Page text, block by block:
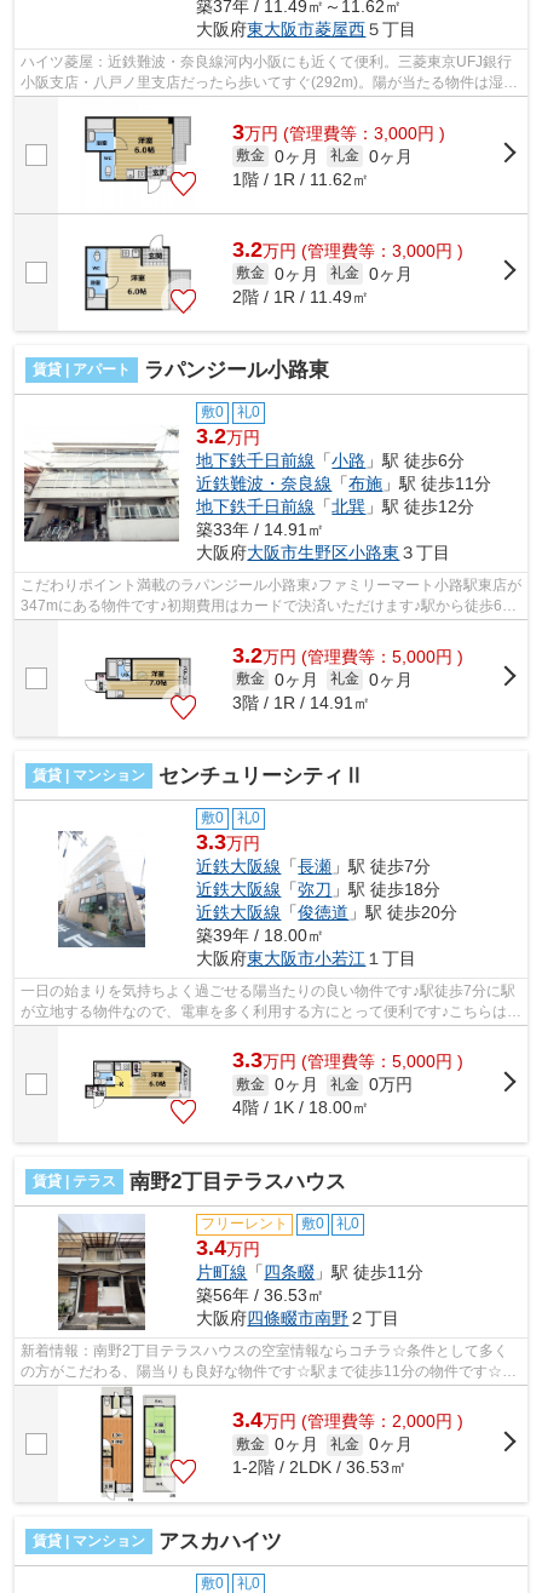
築37年 / 11.49㎡～11.62㎡
大阪府東大阪市菱屋西５丁目
ハイツ菱屋：近鉄難波・奈良線河内小阪にも近くて便利。三菱東京UFJ銀行
小阪支店・八戸ノ里支店だったら歩いてすぐ(292m)。陽が当たる物件は湿気
3万円 (管理費等：3,000円 )
敷金 0ヶ月 礼金 0ヶ月
1階 / 1R / 11.62㎡
3.2万円 (管理費等：3,000円 )
敷金 0ヶ月 礼金 0ヶ月
2階 / 1R / 11.49㎡
賃貸 | アパート ラパンジール小路東
敷0 礼0
3.2万円
地下鉄千日前線 「小路 」駅 徒歩6分
近鉄難波・奈良線 「布施 」駅 徒歩11分
地下鉄千日前線 「北巽 」駅 徒歩12分
築33年 / 14.91㎡
大阪府大阪市生野区小路東 ３丁目
こだわりポイント満載のラパンジール小路東♪ファミリーマート小路駅東店が
347mにある物件です♪初期費用はカードで決済いただけます♪駅から徒歩6分
3.2万円 (管理費等：5,000円 )
敷金 0ヶ月 礼金 0ヶ月
3階 / 1R / 14.91㎡
賃貸 | マンション センチュリーシティⅡ
敷0 礼0
3.3万円
近鉄大阪線 「長瀬 」駅 徒歩7分
近鉄大阪線 「弥刀 」駅 徒歩18分
近鉄大阪線 「俊徳道 」駅 徒歩20分
築39年 / 18.00㎡
大阪府東大阪市小若江 １丁目
一日の始まりを気持ちよく過ごせる陽当たりの良い物件です♪駅徒歩7分に駅
が立地する物件なので、電車を多く利用する方にとって便利です♪こちらはマ
ンションタイプになります♪当社スタ...
3.3万円 (管理費等：5,000円 )
敷金 0ヶ月 礼金 0万円
4階 / 1K / 18.00㎡
賃貸 | テラス 南野2丁目テラスハウス
フリーレント 敷0 礼0
3.4万円
片町線 「四条畷 」駅 徒歩11分
築56年 / 36.53㎡
大阪府四條畷市南野２丁目
新着情報：南野2丁目テラスハウスの空室情報ならコチラ☆条件として多く
の方がこだわる、陽当りも良好な物件です☆駅まで徒歩11分の物件です☆自
分だけのおしゃれ空間を演出できるテラス...
3.4万円 (管理費等：2,000円 )
敷金 0ヶ月 礼金 0ヶ月
1-2階 / 2LDK / 36.53㎡
賃貸 | マンション アスカハイツ
敷0 礼0